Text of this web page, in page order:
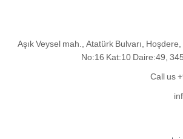
Aşık Veysel mah., Atatürk Bulvarı,
No:16 Kat:10 Daire:49,
Call us